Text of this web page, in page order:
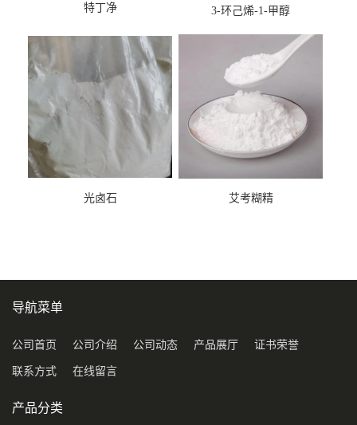
特丁净 3-环己烯-1-甲醇
光卤石 艾考糊精
导航菜单
公司首页 公司介绍 公司动态 产品展厅 证书荣誉
联系方式 在线留言
产品分类